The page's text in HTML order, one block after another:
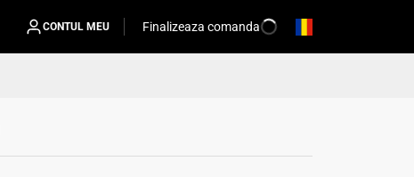
CONTUL MEU Finalizeaza comanda